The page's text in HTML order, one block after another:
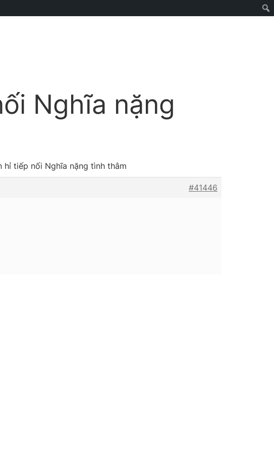
Nghĩa nặng
hỉ tiếp nối Nghĩa nặng tình thâm
#41446